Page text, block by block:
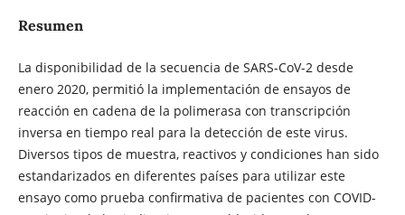
Resumen
La disponibilidad de la secuencia de SARS-CoV-2 desde
enero 2020, permitió la implementación de ensayos de
reacción en cadena de la polimerasa con transcripción
inversa en tiempo real para la detección de este virus.
Diversos tipos de muestra, reactivos y condiciones han sido
estandarizados en diferentes países para utilizar este
ensayo como prueba confirmativa de pacientes con COVID-